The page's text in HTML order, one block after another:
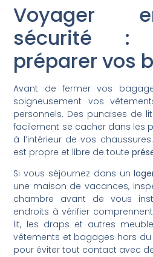
Voyager
sécurité :
préparer vos
Avant de fermer vos
soigneusement vos
personnels. Des punaises de
facilement se cacher dans les
à l’intérieur de vos
est propre et libre de toute
Si vous séjournez dans un
une maison de vacances,
chambre avant de vous
endroits à vérifier
lit, les draps et autres
vêtements et bagages hors
pour éviter tout contact avec